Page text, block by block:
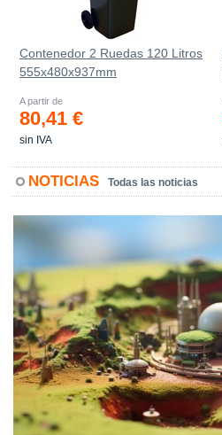
Contenedor 2 Ruedas 120 Litros
555х480х937mm
A partir de
80,41 €
sin IVA
NOTICIAS Todas las noticias